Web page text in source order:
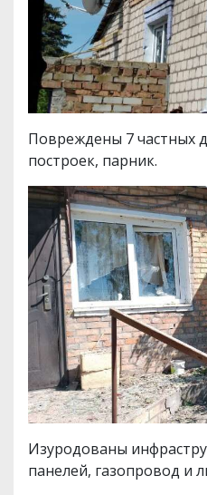
Повреждены 7 частных
построек, парник.
Изуродованы
панелей, газопровод и